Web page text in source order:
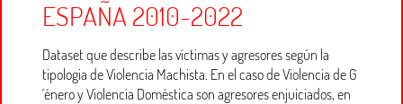
ESPAÑA 2010-2022
Dataset que describe las víctimas y agresores según la
tipologia de Violencia Machista. En el caso de Violencia de G
´énero y Violencia Doméstica son agresores enjuiciados, en